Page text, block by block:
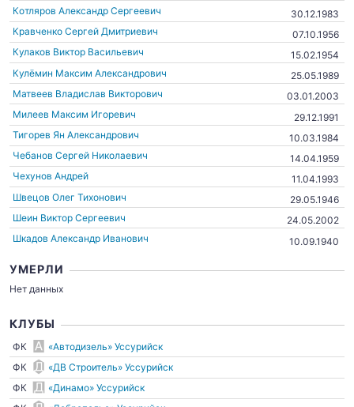
Котляров Александр Сергеевич
30.12.1983
Кравченко Сергей Дмитриевич
07.10.1956
Кулаков Виктор Васильевич
15.02.1954
Кулёмин Максим Александрович
25.05.1989
Матвеев Владислав Викторович
03.01.2003
Милеев Максим Игоревич
29.12.1991
Тигорев Ян Александрович
10.03.1984
Чебанов Сергей Николаевич
14.04.1959
Чехунов Андрей
11.04.1993
Швецов Олег Тихонович
29.05.1946
Шеин Виктор Сергеевич
24.05.2002
Шкадов Александр Иванович
10.09.1940
УМЕРЛИ
Нет данных
КЛУБЫ
ФК
«Автодизель» Уссурийск
ФК
«ДВ Строитель» Уссурийск
ФК
«Динамо» Уссурийск